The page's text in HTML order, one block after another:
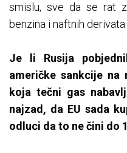
smislu, sve da se rat
benzina i naftnih
Je li Rusija
američke sankcije na
koja tečni gas
najzad, da EU sada
odluci da to ne čini do